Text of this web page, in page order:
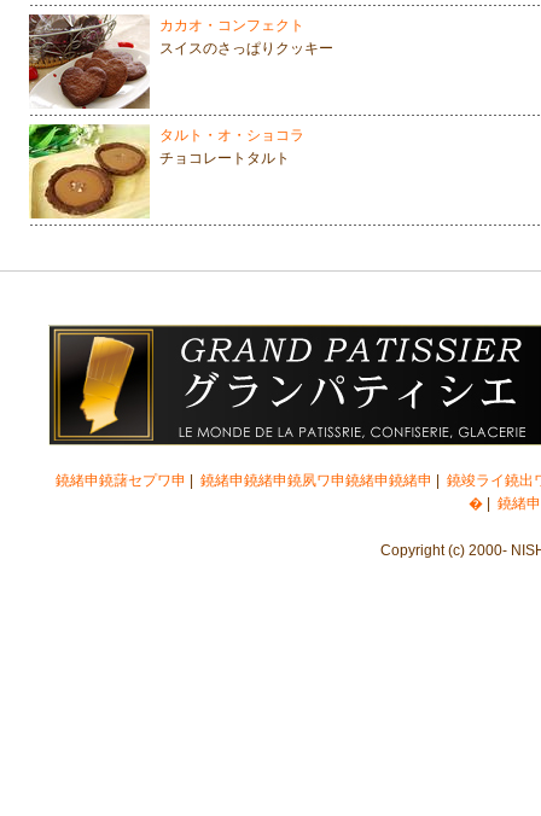
カカオ・コンフェクト
スイスのさっぱりクッキー
タルト・オ・ショコラ
チョコレートタルト
鐃緒申鐃藷セプワ申 鐃緒申鐃緒申鐃夙ワ申鐃緒申鐃緒申
鐃竣ライ鐃
�
鐃緒
Copyright (c) 2000-